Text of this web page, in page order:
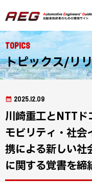
Topics
トピックス/リ
2025.12.09
川崎重工とNTTド
モビリティ・社会
携による新しい社
に関する覚書を締